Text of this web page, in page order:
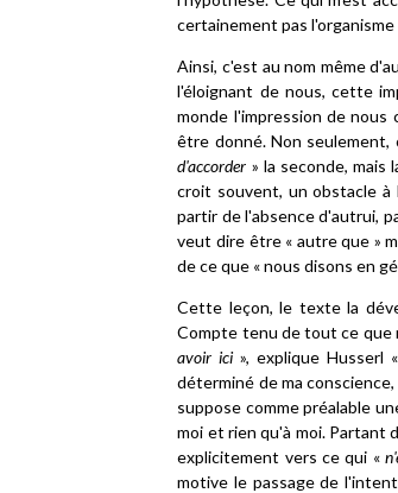
certainement pas
Ainsi, c'est au nom même
l'éloignant de nous, cette
monde l'impression de
être donné. Non seulement,
d'accorder » la seconde,
croit souvent, un obstacle à
partir de l'absence d'autrui,
veut dire être « autre que »
de ce que « nous disons en
Cette leçon, le texte la
Compte tenu de tout ce que
avoir ici », explique Husserl «
déterminé de ma
suppose comme préalable
moi et rien qu'à moi. Partant
explicitement vers ce qui «
motive le passage de